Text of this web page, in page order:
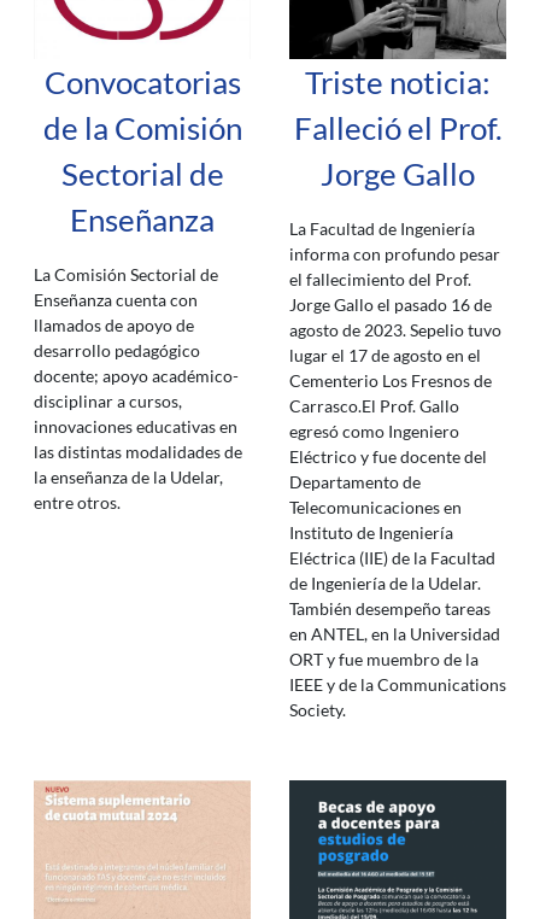
Convocatorias
de la Comisión
Sectorial de
Enseñanza
La Comisión Sectorial de
Enseñanza cuenta con
llamados de apoyo de
desarrollo pedagógico
docente; apoyo académico-
disciplinar a cursos,
innovaciones educativas en
las distintas modalidades de
la enseñanza de la Udelar,
entre otros.
Triste noticia:
Falleció el Prof.
Jorge Gallo
La Facultad de Ingeniería
informa con profundo pesar
el fallecimiento del Prof.
Jorge Gallo el pasado 16 de
agosto de 2023. Sepelio tuvo
lugar el 17 de agosto en el
Cementerio Los Fresnos de
Carrasco.El Prof. Gallo
egresó como Ingeniero
Eléctrico y fue docente del
Departamento de
Telecomunicaciones en
Instituto de Ingeniería
Eléctrica (IIE) de la Facultad
de Ingeniería de la Udelar.
También desempeño tareas
en ANTEL, en la Universidad
ORT y fue muembro de la
IEEE y de la Communications
Society.